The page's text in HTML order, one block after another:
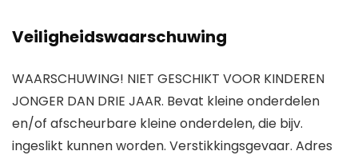
Veiligheidswaarschuwing
WAARSCHUWING! NIET GESCHIKT VOOR KINDEREN
JONGER DAN DRIE JAAR. Bevat kleine onderdelen
en/of afscheurbare kleine onderdelen, die bijv.
ingeslikt kunnen worden. Verstikkingsgevaar. Adres